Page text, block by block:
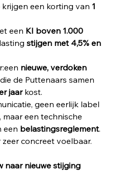
krijgen een korting van 1
een KI boven 1.000
stijgen met 4,5% en
nieuwe, verdoken
die de Puttenaars samen
jaar kost.
geen eerlijk label
maar een technische
een belastingsreglement.
concreet voelbaar.
naar nieuwe stijging